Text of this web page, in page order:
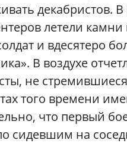
декабристов.
летели
и вдесятеро
В воздухе
не
того времени
что первый
сидевшим на